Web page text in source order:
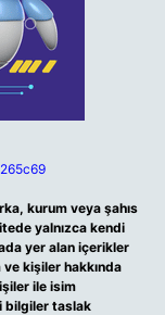
kurum veya şahıs
yalnızca kendi
yer alan içerikler
kişiler hakkında
ile isim
bilgiler taslak